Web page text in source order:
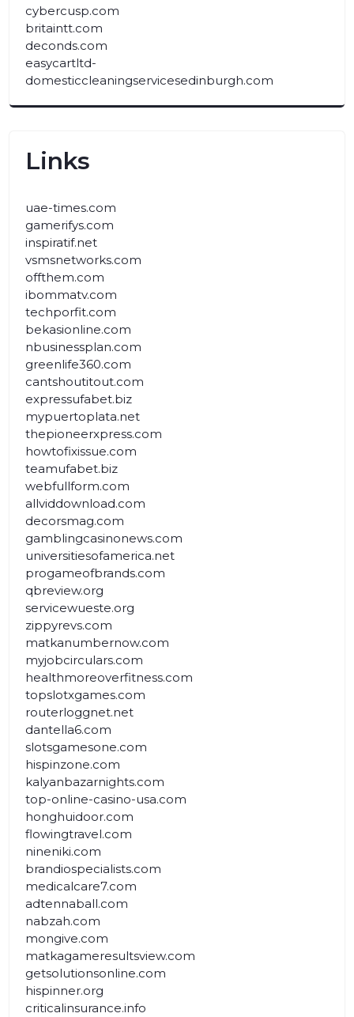
cybercusp.com
britaintt.com
deconds.com
easycartltd-
domesticcleaningservicesedinburgh.com
Links
uae-times.com
gamerifys.com
inspiratif.net
vsmsnetworks.com
offthem.com
ibommatv.com
techporfit.com
bekasionline.com
nbusinessplan.com
greenlife360.com
cantshoutitout.com
expressufabet.biz
mypuertoplata.net
thepioneerxpress.com
howtofixissue.com
teamufabet.biz
webfullform.com
allviddownload.com
decorsmag.com
gamblingcasinonews.com
universitiesofamerica.net
progameofbrands.com
qbreview.org
servicewueste.org
zippyrevs.com
matkanumbernow.com
myjobcirculars.com
healthmoreoverfitness.com
topslotxgames.com
routerloggnet.net
dantella6.com
slotsgamesone.com
hispinzone.com
kalyanbazarnights.com
top-online-casino-usa.com
honghuidoor.com
flowingtravel.com
nineniki.com
brandiospecialists.com
medicalcare7.com
adtennaball.com
nabzah.com
mongive.com
matkagameresultsview.com
getsolutionsonline.com
hispinner.org
criticalinsurance.info